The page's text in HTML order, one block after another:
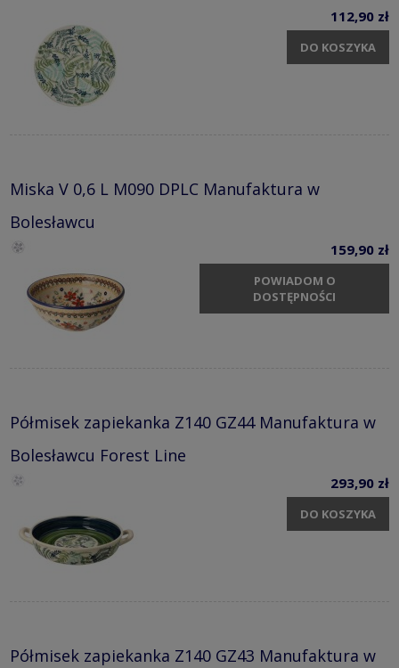
112,90 zł
DO KOSZYKA
Miska V 0,6 L M090 DPLC Manufaktura w
Bolesławcu
159,90 zł
POWIADOM O
DOSTĘPNOŚCI
Półmisek zapiekanka Z140 GZ44 Manufaktura w
Bolesławcu Forest Line
293,90 zł
DO KOSZYKA
Półmisek zapiekanka Z140 GZ43 Manufaktura w